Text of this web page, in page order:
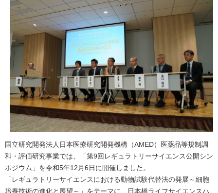
国立研究開発法人日本医療研究開発機構（AMED）医薬品等規制調
和・評価研究事業では、「第9回レギュラトリーサイエンス公開シン
ポジウム」を令和5年12月6日に開催しました。
「レギュラトリーサイエンスにおける動物試験代替法の発展～細胞
培養技術の進化と展望～」をテーマに、日本橋ライフサイエンスハ